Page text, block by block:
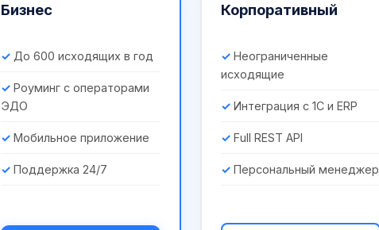
Бизнес
До 600 исходящих в год
Роуминг с операторами
ЭДО
Мобильное приложение
Поддержка 24/7
Корпоративный
Неограниченные
исходящие
Интеграция с 1С и ERP
Full REST API
Персональный менеджер